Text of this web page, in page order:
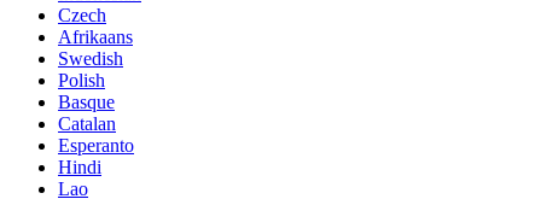
Czech
Afrikaans
Swedish
Polish
Basque
Catalan
Esperanto
Hindi
Lao